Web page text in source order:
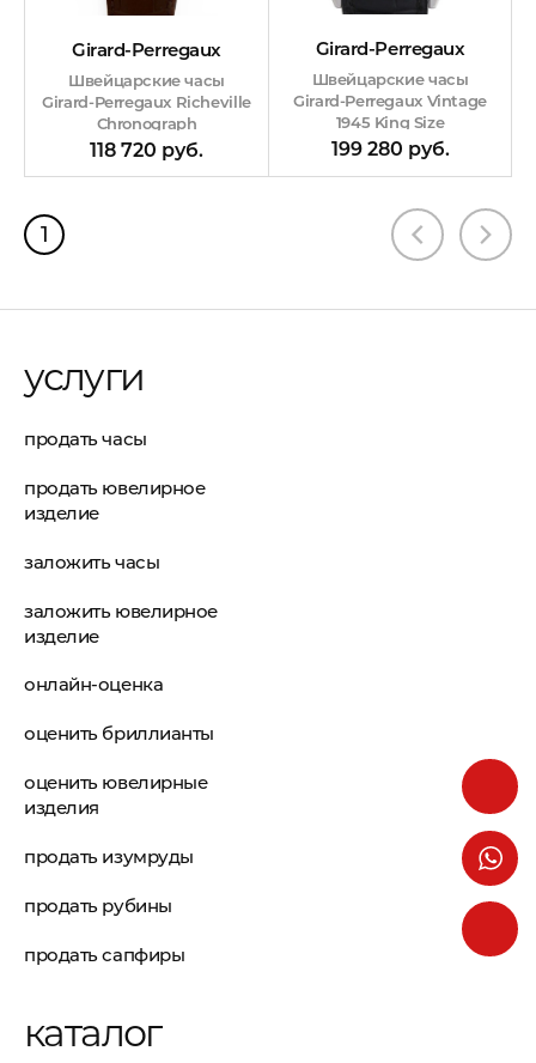
Girard-Perregaux
Швейцарские часы
Girard-Perregaux Richeville
Chronograph
118 720 руб.
Girard-Perregaux
Швейцарские часы
Girard-Perregaux Vintage
1945 King Size
199 280 руб.
1
услуги
продать часы
продать ювелирное
изделие
заложить часы
заложить ювелирное
изделие
онлайн-оценка
оценить бриллианты
оценить ювелирные
изделия
продать изумруды
продать рубины
продать сапфиры
каталог